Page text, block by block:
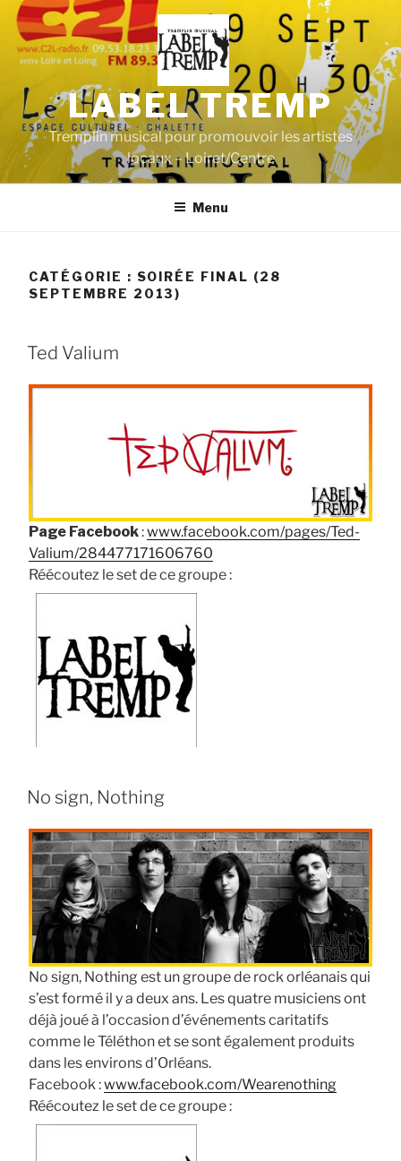
Aller
contenu
LABEL TREMP
Tremplin musical pour promouvoir les artistes
locaux – Loiret/Centre
Menu
CATÉGORIE : SOIRÉE FINAL (28
SEPTEMBRE 2013)
Ted Valium
Page Facebook:www.facebook.com/pages/Ted-
Valium/284477171606760
Réécoutez le set de ce groupe :
No sign, Nothing
No sign, Nothing est un groupe de rock orléanais qui
s’est formé il y a deux ans. Les quatre musiciens ont
déjà joué à l’occasion d’événements caritatifs
comme le Téléthon et se sont également produits
dans les environs d’Orléans.
Facebook :www.facebook.com/Wearenothing
Réécoutez le set de ce groupe :